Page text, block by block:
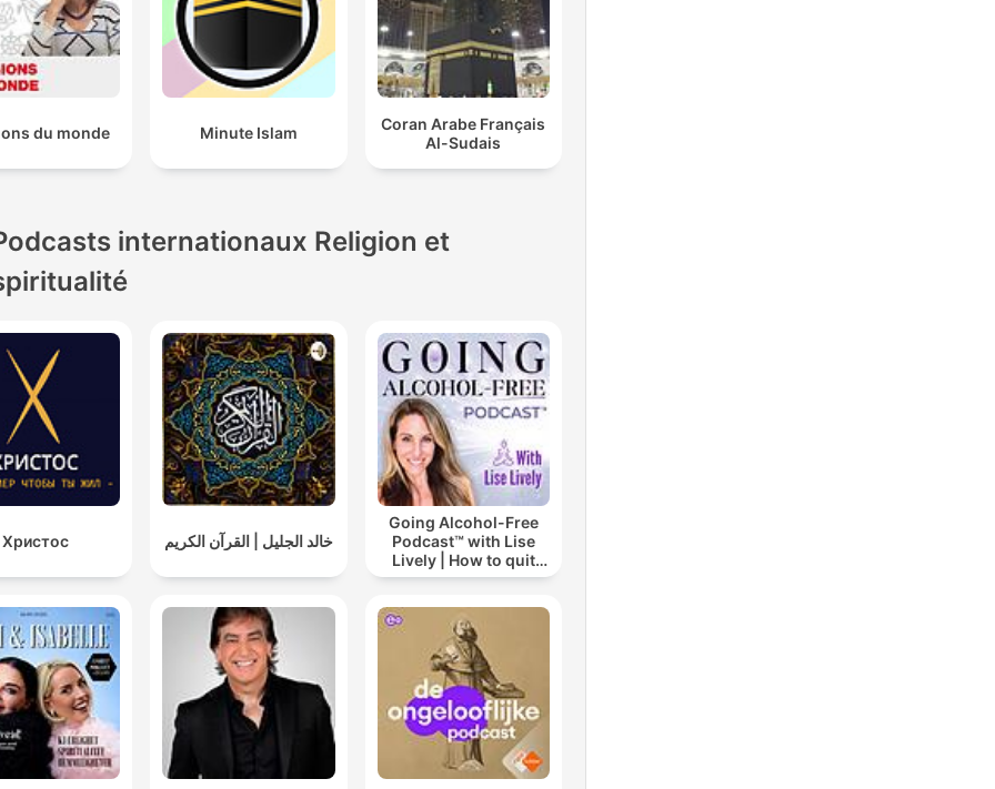
du monde Minute Islam
Coran Arabe Français
Al-Sudais
internationaux Religion et
Христос خالد الجليل | القرآن الكريم
Going Alcohol-Free
Podcast™ with Lise
Lively | How to quit
drinking alcohol